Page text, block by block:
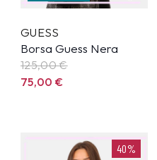
GUESS
Borsa Guess Nera
125,00€
75,00€
40%